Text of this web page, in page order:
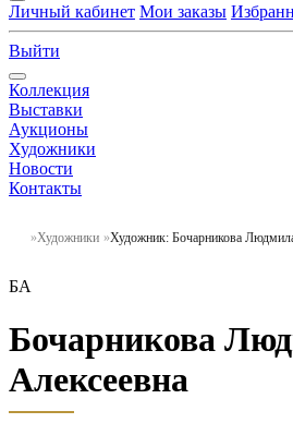
Личный кабинет Мои заказы
Выйти
Коллекция
Выставки
Аукционы
Художники
Новости
Контакты
Художники Художник: Бочарникова
БА
Бочарникова
Алексеевна